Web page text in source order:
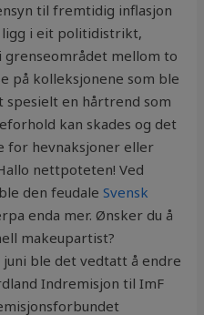
til fremtidig inflasjon
ligg i eit politidistrikt,
grenseområdet mellom to
på kolleksjonene som ble
en hårtrend som
kan skades og det
for hevnaksjoner eller
nettpoteten! Ved
den feudaleSvensk
enda mer. Ønsker du å
makeupartist?
ble det vedtatt å endre
Indremisjon til ImF